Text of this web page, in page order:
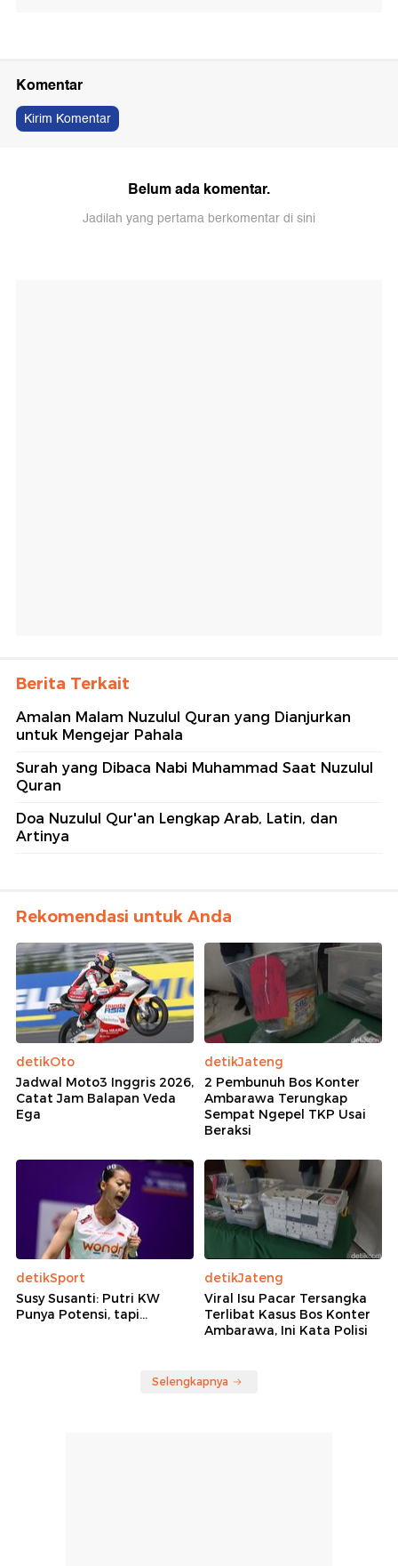
Komentar
Kirim Komentar
Belum ada komentar.
Jadilah yang pertama berkomentar di sini
Berita Terkait
Amalan Malam Nuzulul Quran yang Dianjurkan
untuk Mengejar Pahala
Surah yang Dibaca Nabi Muhammad Saat Nuzulul
Quran
Doa Nuzulul Qur'an Lengkap Arab, Latin, dan
Artinya
Rekomendasi untuk Anda
detikOto
Jadwal Moto3 Inggris 2026,
Catat Jam Balapan Veda
Ega
detikJateng
2 Pembunuh Bos Konter
Ambarawa Terungkap
Sempat Ngepel TKP Usai
Beraksi
detikSport
Susy Susanti: Putri KW
Punya Potensi, tapi...
detikJateng
Viral Isu Pacar Tersangka
Terlibat Kasus Bos Konter
Ambarawa, Ini Kata Polisi
Selengkapnya